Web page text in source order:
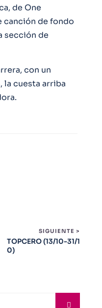
de One
canción de fondo
sección de
con un
la cuesta arriba
SIGUIENTE >
TOPCERO (13/10-31/1
0)